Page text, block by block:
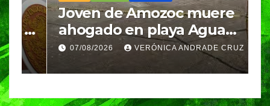
Joven de Amozoc muere
ahogado en playa Agua
Azul, en Cazones, Veracruz
07/08/2026 VERÓNICA ANDRADE CRUZ